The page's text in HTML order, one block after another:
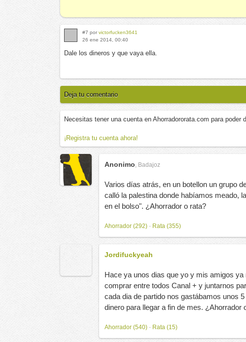
#7 por victorfucken3641
26 ene 2014, 00:40
Dale los dineros y que vaya ella.
Deja tu comentario
Necesitas tener una cuenta en Ahorradororata.com para poder
¡Registra tu cuenta ahora!
Anonimo, Badajoz
Varios días atrás, en un botellon un grupo
calló la palestina donde habíamos meado,
en el bolso". ¿Ahorrador o rata?
Ahorrador (292) - Rata (355)
Jordifuckyeah
Hace ya unos dias que yo y mis amigos
comprar entre todos Canal + y juntarnos
cada dia de partido nos gastábamos unos
dinero para llegar a fin de mes. ¿Ahorrador
Ahorrador (540) - Rata (15)